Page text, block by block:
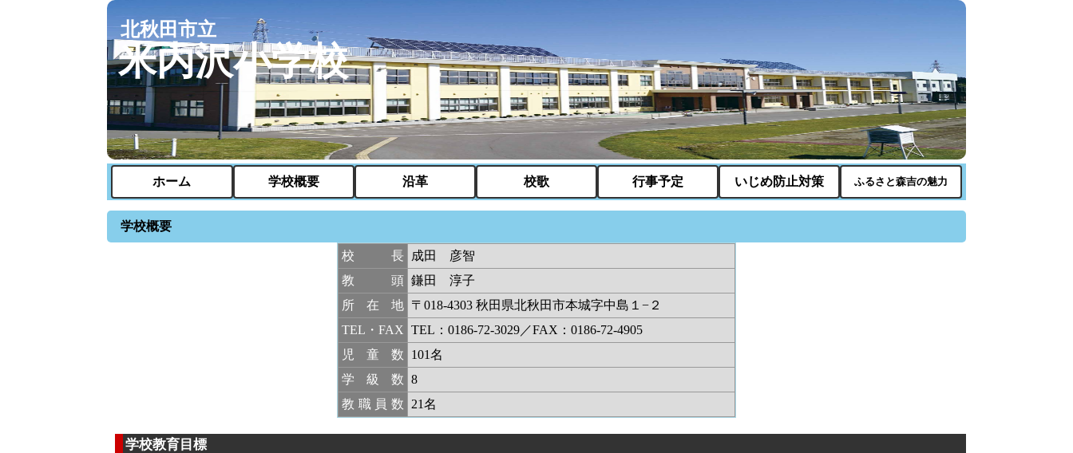
北秋田市立
米内沢小学校
ホーム 学校概要 沿革 校歌 行事予定 いじめ防止対策 ふるさと森吉の魅力
学校概要
校長
成田 彦智
教頭 鎌田 淳子
所在地 〒018-4303 秋田県北秋田市本城字中島１−２
TEL・FAX TEL：0186-72-3029／FAX：0186-72-4905
児童数
101名
学級数 8
教職員数
21名
学校教育目標